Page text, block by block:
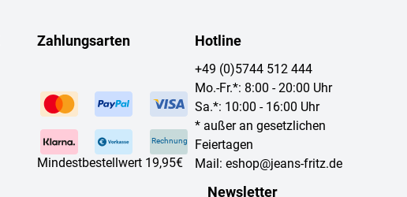
Zahlungsarten
Rechnung
Mindestbestellwert 19,95€
Hotline
+49 (0)5744 512 444
Mo.-Fr.*: 8:00 - 20:00 Uhr
Sa.*: 10:00 - 16:00 Uhr
* außer an gesetzlichen
Feiertagen
Mail: eshop@jeans-fritz.de
Newsletter